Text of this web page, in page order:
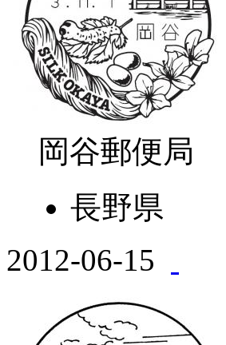
岡谷郵便局
長野県
2012-06-15